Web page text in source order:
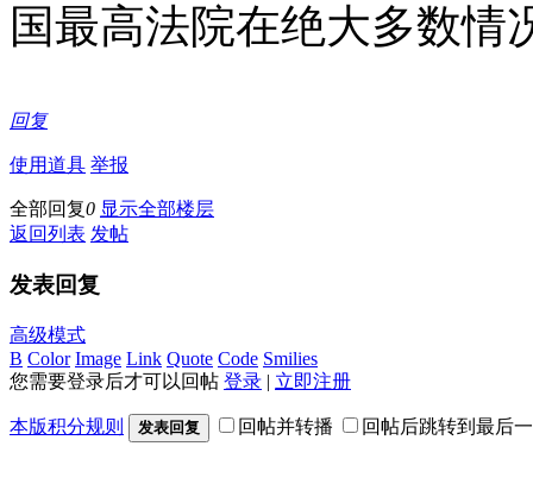
国最高法院在绝大多数情
回复
使用道具 举报
全部回复0 显示全部楼层
返回列表 发帖
发表回复
高级模式
B Color Image Link Quote Code Smilies
您需要登录后才可以回帖 登录 | 立即注册
本版积分规则 发表回复 回帖并转播 回帖后跳转到最后